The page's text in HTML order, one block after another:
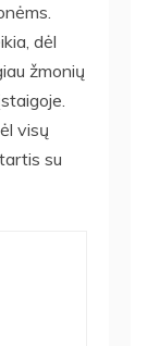
dėl
žmonių
visų
su